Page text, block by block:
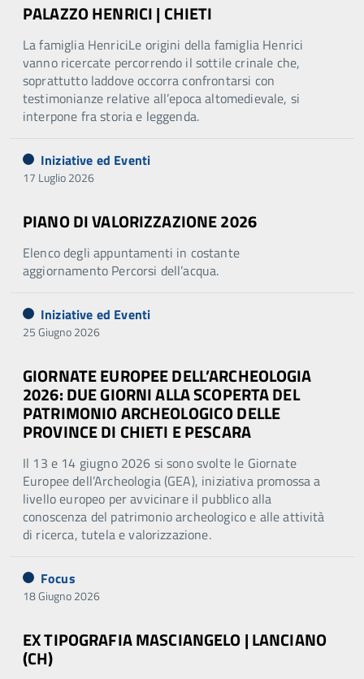
PALAZZO HENRICI | CHIETI
La famiglia HenriciLe origini della famiglia Henrici
vanno ricercate percorrendo il sottile crinale che,
soprattutto laddove occorra confrontarsi con
testimonianze relative all’epoca altomedievale, si
interpone fra storia e leggenda.
Iniziative ed Eventi
17 Luglio 2026
PIANO DI VALORIZZAZIONE 2026
Elenco degli appuntamenti in costante
aggiornamento Percorsi dell’acqua.
Iniziative ed Eventi
25 Giugno 2026
GIORNATE EUROPEE DELL’ARCHEOLOGIA
2026: DUE GIORNI ALLA SCOPERTA DEL
PATRIMONIO ARCHEOLOGICO DELLE
PROVINCE DI CHIETI E PESCARA
Il 13 e 14 giugno 2026 si sono svolte le Giornate
Europee dell’Archeologia (GEA), iniziativa promossa a
livello europeo per avvicinare il pubblico alla
conoscenza del patrimonio archeologico e alle attività
di ricerca, tutela e valorizzazione.
Focus
18 Giugno 2026
EX TIPOGRAFIA MASCIANGELO | LANCIANO
(CH)